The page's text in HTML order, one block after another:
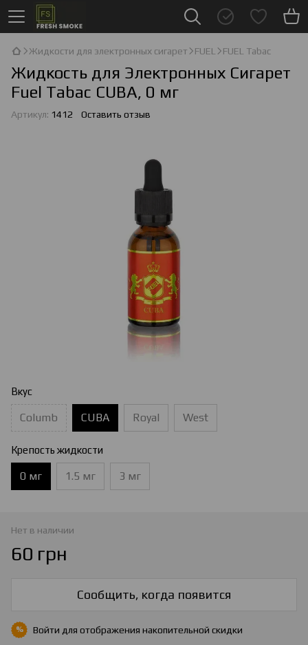
Жидкости для электронных сигарет FUEL FUEL Tabac
Жидкость для Электронных Сигарет
Fuel Tabac CUBA, 0 мг
Артикул: 1412 Оставить отзыв
Вкус
Columb CUBA Royal West
Крепость жидкости
0 мг 1.5 мг 3 мг
Нет в наличии
60 грн
Сообщить, когда появится
% Войти для отображения накопительной скидки